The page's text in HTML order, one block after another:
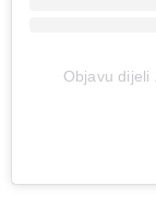
Objavu dijeli